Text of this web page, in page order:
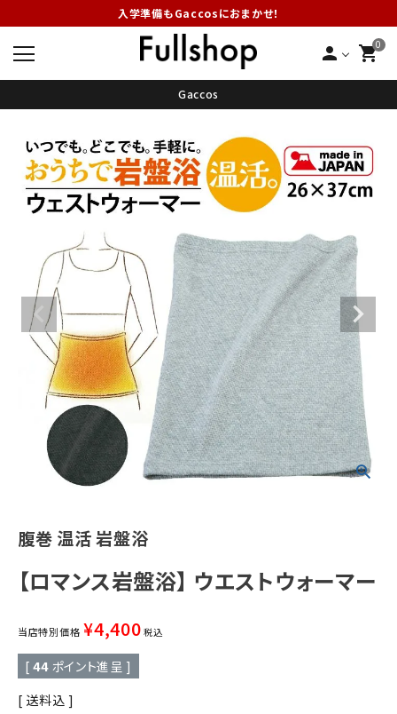
入学準備もGaccosにおまかせ！
person 0
shopping_cart
Gaccos
腹巻 温活 岩盤浴
【ロマンス岩盤浴】 ウエストウォーマー
当店特別価格 ¥4,400 税込
[ 44 ポイント進呈 ]
送料込